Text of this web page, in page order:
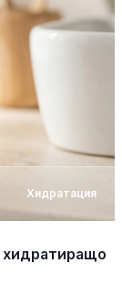
Хидратация
хидратиращо